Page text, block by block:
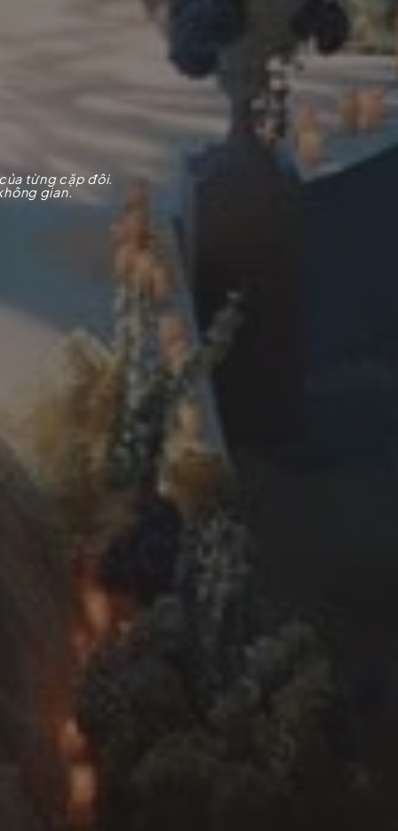
từng cặp đôi.
gian.